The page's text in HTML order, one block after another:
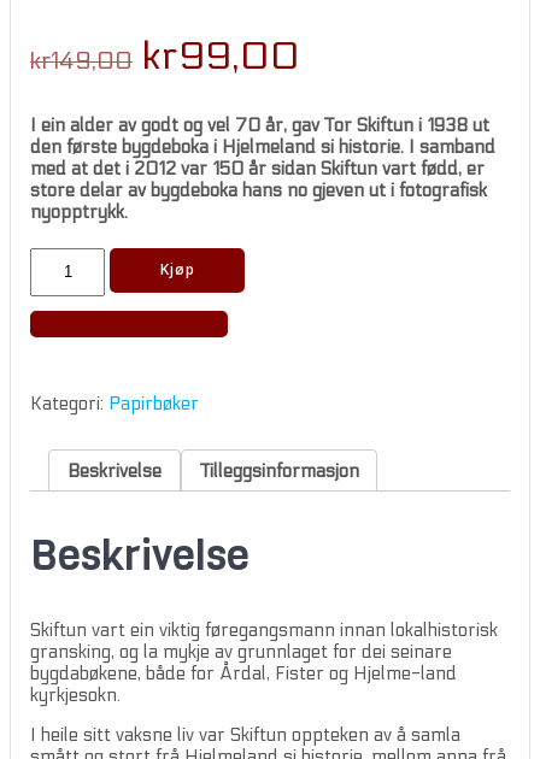
kr149,00 Original
was:
kr149,00.
kr99,00
is:
kr99,00.
I ein alder av godt og vel 70 år, gav Tor Skiftun i 1938 ut
den første bygdeboka i Hjelmeland si historie. I samband
med at det i 2012 var 150 år sidan Skiftun vart fødd, er
store delar av bygdeboka hans no gjeven ut i fotografisk
nyopptrykk.
Hjelmeland:
Skipreid,
herad
og
kyrkjesokn
Kjøp
Kategori: Papirbøker
Beskrivelse Tilleggsinformasjon
Beskrivelse
Skiftun vart ein viktig føregangsmann innan lokalhistorisk
gransking, og la mykje av grunnlaget for dei seinare
bygdabøkene, både for Årdal, Fister og Hjelme-land
kyrkjesokn.
I heile sitt vaksne liv var Skiftun oppteken av å samla